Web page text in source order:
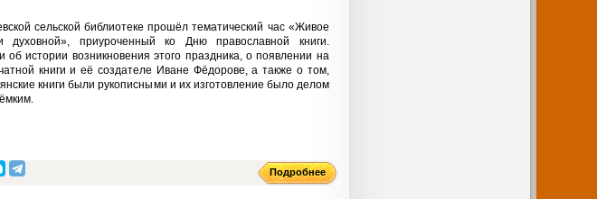
сельской библиотеке прошёл тематический час «Живое
духовной», приуроченный ко Дню православной книги.
об истории возникновения этого праздника, о появлении на
книги и её создателе Иване Фёдорове, а также о том,
книги были рукописными и их изготовление было делом
Подробнее